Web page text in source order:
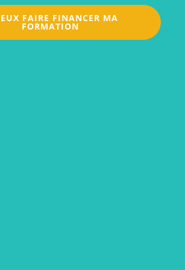
FAIRE FINANCER MA
FORMATION